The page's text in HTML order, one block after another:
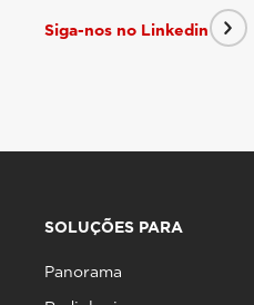
Siga-nos no Linkedin
SOLUÇÕES PARA
Panorama